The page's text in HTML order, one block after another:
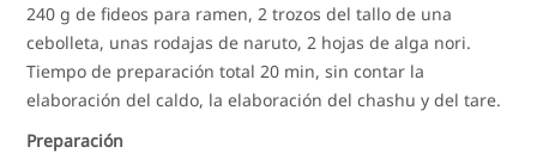
240 g de fideos para ramen, 2 trozos del tallo de una
cebolleta, unas rodajas de naruto, 2 hojas de alga nori.
Tiempo de preparación total 20 min, sin contar la
elaboración del caldo, la elaboración del chashu y del tare.
Preparación